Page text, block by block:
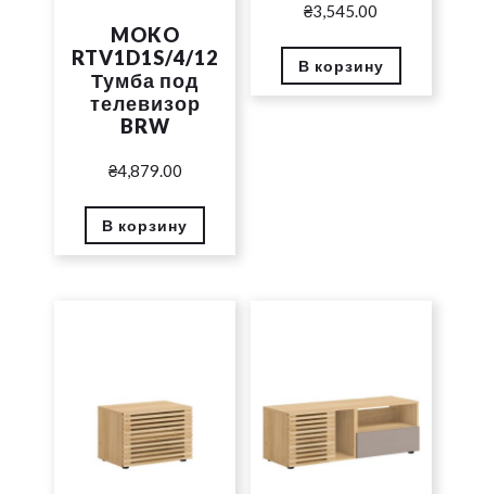
MOKO
RTV1D1S/4/12
Тумба под
телевизор
BRW
₴4,879.00
В корзину
₴3,545.00
В корзину